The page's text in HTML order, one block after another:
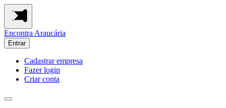
Encontra Araucária
Entrar
Cadastrar empresa
Fazer login
Criar conta